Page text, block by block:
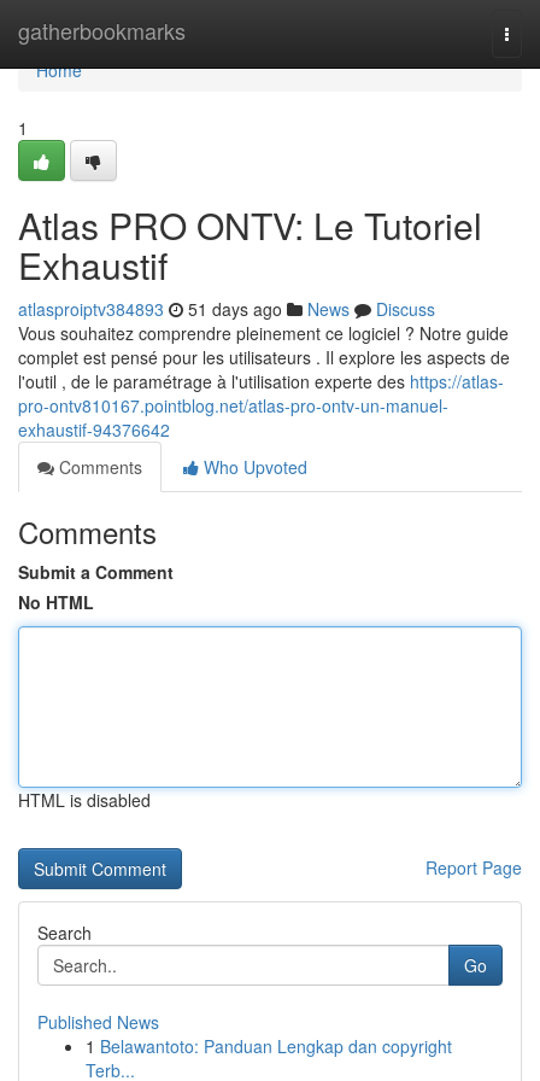
gatherbookmarks
Home
Home
1
Atlas PRO ONTV: Le Tutoriel
Exhaustif
atlasproiptv384893 51 days ago News
Discuss
Vous souhaitez comprendre pleinement ce logiciel ? Notre guide
complet est pensé pour les utilisateurs . Il explore les aspects de
l'outil , de le paramétrage à l'utilisation experte des https://atlas-
pro-ontv810167.pointblog.net/atlas-pro-ontv-un-manuel-
exhaustif-94376642
Comments
Who Upvoted
Comments
Submit a Comment
No HTML
HTML is disabled
Report Page
Search
Go
Published News
1 Belawantoto: Panduan Lengkap dan copyright
Terb...